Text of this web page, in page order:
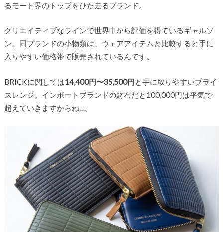
るモード界のトップをひた走るブランド。
クリエイティブなラインで世界中から評価を得ているギャルソ
ン。同ブランドの小物類は、ウェアアイテムと比較すると手に
入りやすい価格帯で販売されているんです。
BRICKに関しては14,400円〜35,500円と手に取りやすいプライ
スレンジ。インポートブランドの財布だと100,000円は平気で
超えていきますからね…。